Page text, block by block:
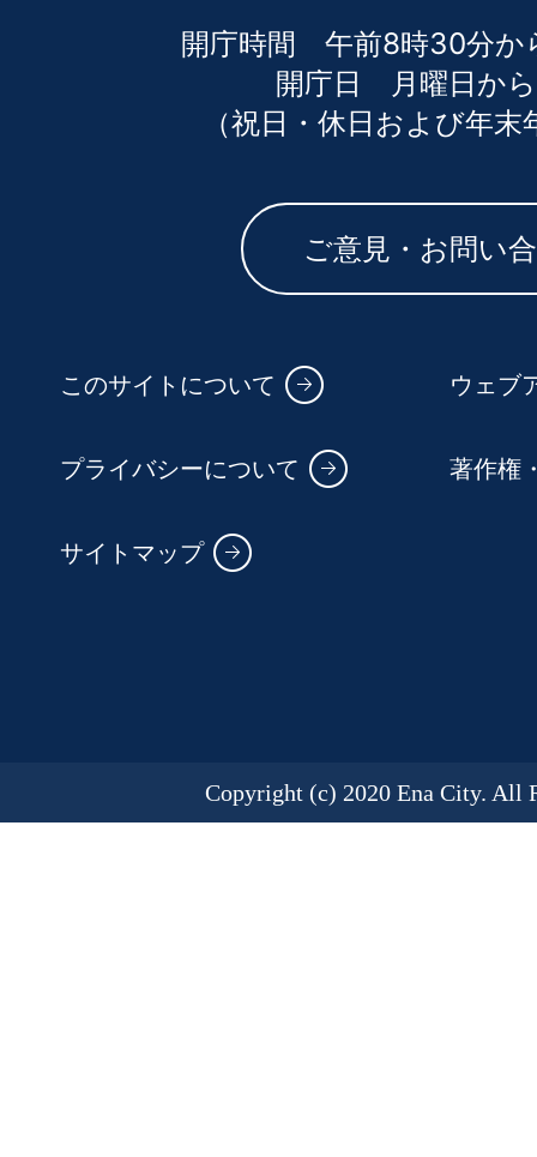
開庁時間 午前8時30分か
開庁日 月曜日か
（祝日・休日および年
ご意見・お問い
このサイトについて ウェブ
プライバシーについて 著作権
サイトマップ
Copyright (c) 2020 Ena City. All